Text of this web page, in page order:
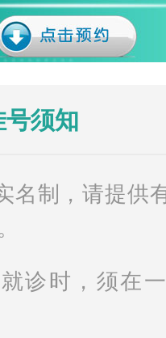
号须知
名制，请提供
诊时，须在